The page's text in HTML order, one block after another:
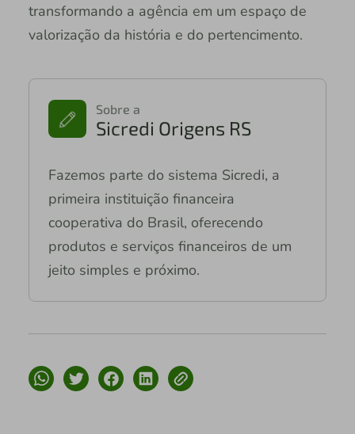
transformando a agência em um espaço de
valorização da história e do pertencimento.
Sobre a
Sicredi Origens RS
Fazemos parte do sistema Sicredi, a
primeira instituição financeira
cooperativa do Brasil, oferecendo
produtos e serviços financeiros de um
jeito simples e próximo.